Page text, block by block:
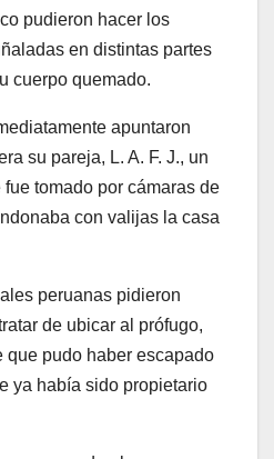
pudieron hacer los
en distintas partes
cuerpo quemado.
apuntaron
su pareja, L. A. F. J., un
tomado por cámaras de
con valijas la casa
peruanas pidieron
de ubicar al prófugo,
que pudo haber escapado
ya había sido propietario